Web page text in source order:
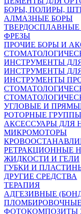
БОРЫ, ПОЛИРЫ,
АЛМАЗНЫЕ БОРЫ
ТВЕРДОСПЛАВНЫЕ
ФРЕЗЫ
ПРОЧИЕ БОРЫ И
ИНСТРУМЕНТЫ
ИНСТРУМЕНТЫ
ИНСТРУМЕНТЫ
УГЛОВЫЕ И
РОТОРНЫЕ ГРУППЫ
АКСЕССУАРЫ ДЛЯ
МИКРОМОТОРЫ
РЕТРАКЦИОННЫЕ
ЖИДКОСТИ И ГЕЛИ
ГУБКИ И
ДРУГИЕ СРЕДСТВА
ТЕРАПИЯ
АДГЕЗИВНЫЕ
ФОТОКОМПОЗИТЫ